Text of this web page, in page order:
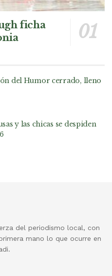
ficha
del Humor cerrado, lleno
y las chicas se despiden
del periodismo local, con
mano lo que ocurre en